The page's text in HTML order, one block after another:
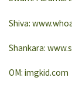
Shiva:
Shankara:
OM: imgkid.com